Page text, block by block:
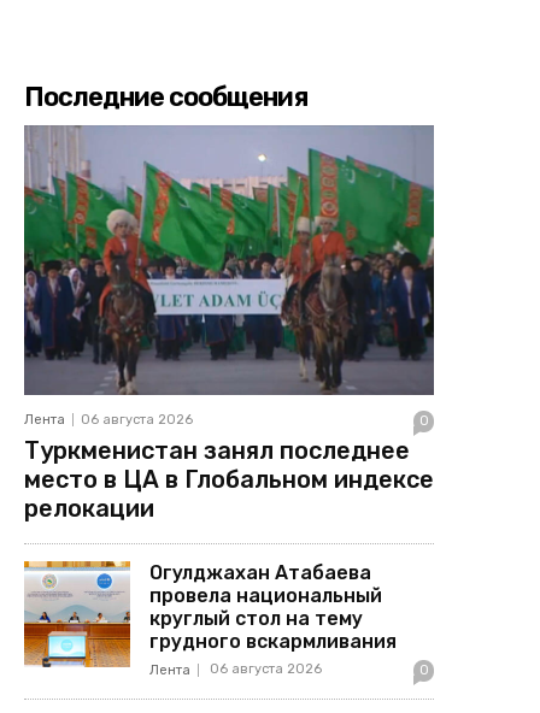
Последние сообщения
Лента 06 августа 2026 0
Туркменистан занял последнее
место в ЦА в Глобальном индексе
релокации
Огулджахан Атабаева
провела национальный
круглый стол на тему
грудного вскармливания
Лента 06 августа 2026 0